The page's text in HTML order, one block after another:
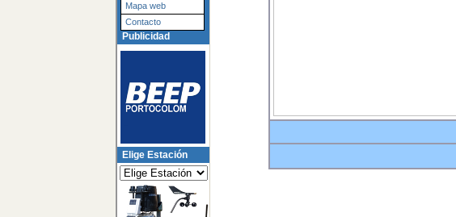
Mapa web
Contacto
Publicidad
Elige Estación